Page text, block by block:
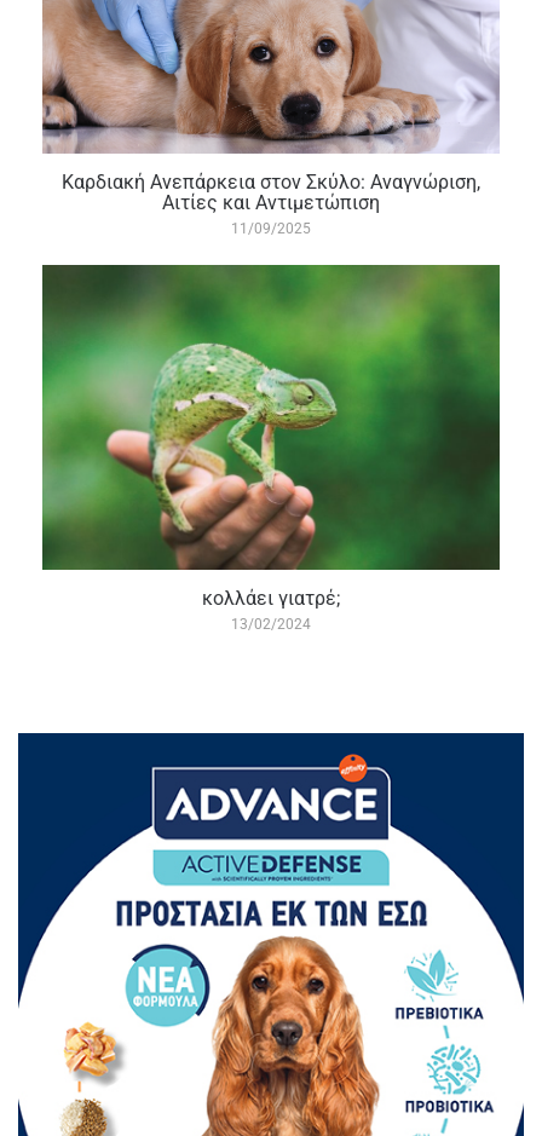
Καρδιακή Ανεπάρκεια στον Σκύλο: Αναγνώριση,
Αιτίες και Αντιμετώπιση
11/09/2025
κολλάει γιατρέ;
13/02/2024